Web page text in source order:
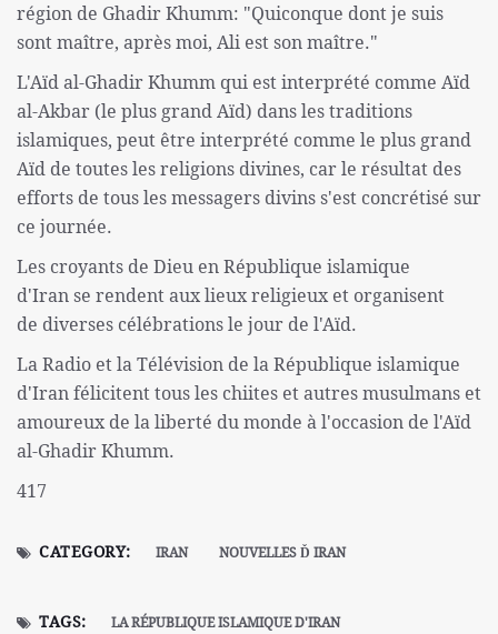
région de Ghadir Khumm: "Quiconque dont je suis
sont maître, après moi, Ali est son maître."
L'Aïd al-Ghadir Khumm qui est interprété comme Aïd
al-Akbar (le plus grand Aïd) dans les traditions
islamiques, peut être interprété comme le plus grand
Aïd de toutes les religions divines, car le résultat des
efforts de tous les messagers divins s'est concrétisé sur
ce journée.
Les croyants de Dieu en République islamique
d'Iran se rendent aux lieux religieux et organisent
de diverses célébrations le jour de l'Aïd.
La Radio et la Télévision de la République islamique
d'Iran félicitent tous les chiites et autres musulmans et
amoureux de la liberté du monde à l'occasion de l'Aïd
al-Ghadir Khumm.
417
CATEGORY: IRAN NOUVELLES Ď IRAN
TAGS:
LA RÉPUBLIQUE ISLAMIQUE D'IRAN